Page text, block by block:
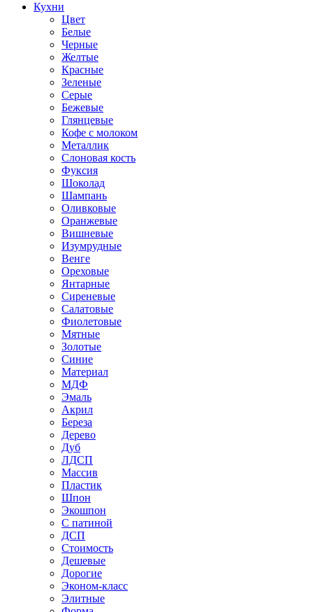
Кухни
Цвет
Белые
Черные
Желтые
Красные
Зеленые
Серые
Бежевые
Глянцевые
Кофе с молоком
Металлик
Слоновая кость
Фуксия
Шоколад
Шампань
Оливковые
Оранжевые
Вишневые
Изумрудные
Венге
Ореховые
Янтарные
Сиреневые
Салатовые
Фиолетовые
Мятные
Золотые
Синие
Материал
МДФ
Эмаль
Акрил
Береза
Дерево
Дуб
ЛДСП
Массив
Пластик
Шпон
Экошпон
С патиной
ДСП
Стоимость
Дешевые
Дорогие
Эконом-класс
Элитные